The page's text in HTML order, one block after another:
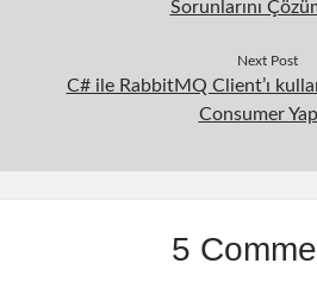
Sorunlarını
Next Post
C# ile RabbitMQ Client’ı
Consumer
5